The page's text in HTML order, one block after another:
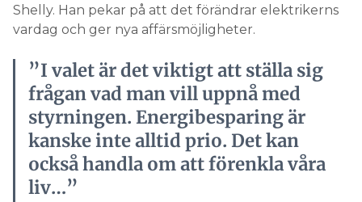
Shelly. Han pekar på att det förändrar elektrikerns
vardag och ger nya affärsmöjligheter.
”I valet är det viktigt att ställa sig
frågan vad man vill uppnå med
styrningen. Energibesparing är
kanske inte alltid prio. Det kan
också handla om att förenkla våra
liv…”